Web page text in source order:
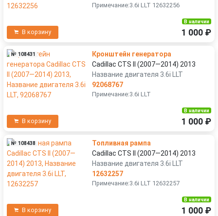
Примечание:3.6i LLT 12632256
В корзину
В наличии
1 000 ₽
№ 108431
Кронштейн генератора
Cadillac CTS II (2007—2014) 2013
Название двигателя 3.6i LLT
92068767
Примечание:3.6i LLT
В корзину
В наличии
1 000 ₽
№ 108438
Топливная рампа
Cadillac CTS II (2007—2014) 2013
Название двигателя 3.6i LLT
12632257
Примечание:3.6i LLT 12632257
В корзину
В наличии
1 000 ₽